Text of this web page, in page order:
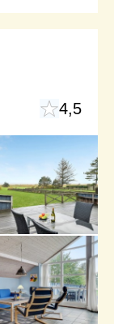
4,5